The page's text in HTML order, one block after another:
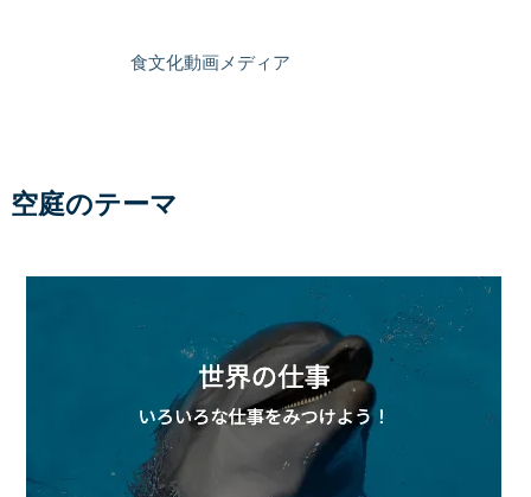
食文化動画メディア
空庭のテーマ